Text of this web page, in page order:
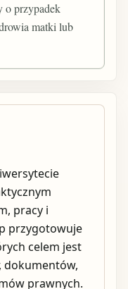
o przypadek
matki lub
pracy i
przygotowuje
celem jest
dokumentów,
prawnych.